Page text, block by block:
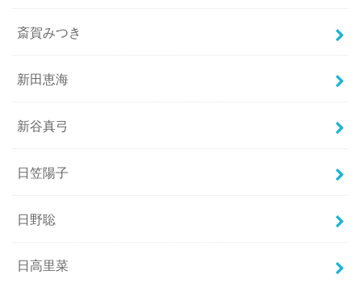
斎賀みつき
新田恵海
新谷真弓
日笠陽子
日野聡
日高里菜